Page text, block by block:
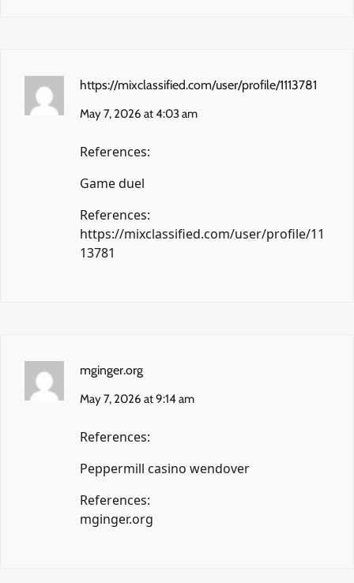
https://mixclassified.com/user/profile/1113781
May 7, 2026 at 4:03 am
References:
Game duel
References:
https://mixclassified.com/user/profile/11
13781
mginger.org
May 7, 2026 at 9:14 am
References:
Peppermill casino wendover
References:
mginger.org